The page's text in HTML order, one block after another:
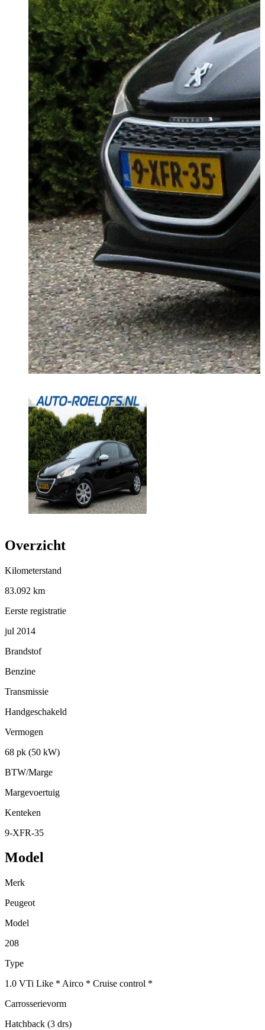
Overzicht
Kilometerstand
83.092 km
Eerste registratie
jul 2014
Brandstof
Benzine
Transmissie
Handgeschakeld
Vermogen
68 pk (50 kW)
BTW/Marge
Margevoertuig
Kenteken
9-XFR-35
Model
Merk
Peugeot
Model
208
Type
1.0 VTi Like * Airco * Cruise control *
Carrosserievorm
Hatchback (3 drs)